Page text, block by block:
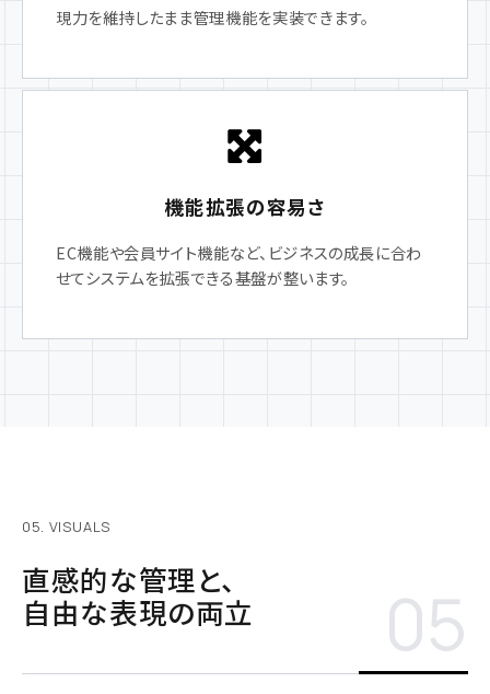
現力を維持したまま管理機能を実装できます。
機能拡張の容易さ
EC機能や会員サイト機能など、ビジネスの成長に合わ
せてシステムを拡張できる基盤が整います。
05. VISUALS
直感的な管理と、
自由な表現の両立
05